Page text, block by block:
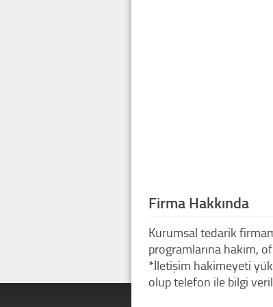
Firma Hakkında
Kurumsal tedarik
programlarına hakim,
*İletişim hakimeyeti
olup telefon ile bilgi